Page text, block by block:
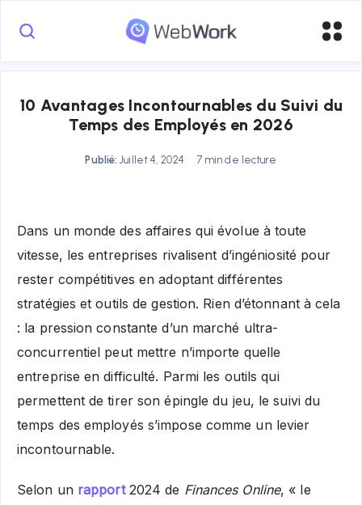
10 Avantages Incontournables du Suivi du
Temps des Employés en 2026
Publié: Juillet 4, 2024 7 min de lecture
Dans un monde des affaires qui évolue à toute
vitesse, les entreprises rivalisent d’ingéniosité pour
rester compétitives en adoptant différentes
stratégies et outils de gestion. Rien d’étonnant à cela
: la pression constante d’un marché ultra-
concurrentiel peut mettre n’importe quelle
entreprise en difficulté. Parmi les outils qui
permettent de tirer son épingle du jeu, le suivi du
temps des employés s’impose comme un levier
incontournable.
Selon un rapport2024 de Finances Online, « le